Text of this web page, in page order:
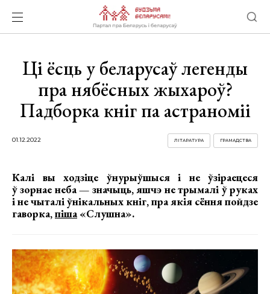
Ці ёсць у беларусаў легенды
пра нябёсных жыхароў?
Падборка кніг па астраноміі
01.12.2022 ГРАМАДСТВА
ЛІТАРАТУРА
Калі вы ходзіце ўнурыўшыся і не ўзіраецеся
ў зорнае неба — значыць, яшчэ не трымалі ў руках
і не чыталі ўнікальных кніг, пра якія сёння пойдзе
гаворка,піша«Слушна».